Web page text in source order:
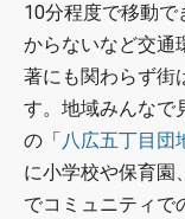
10分程度で移動
からないなど交通
著にも関わらず街
す。地域みんなで
の「八広五丁目団
に小学校や保育園
でコミュニティで